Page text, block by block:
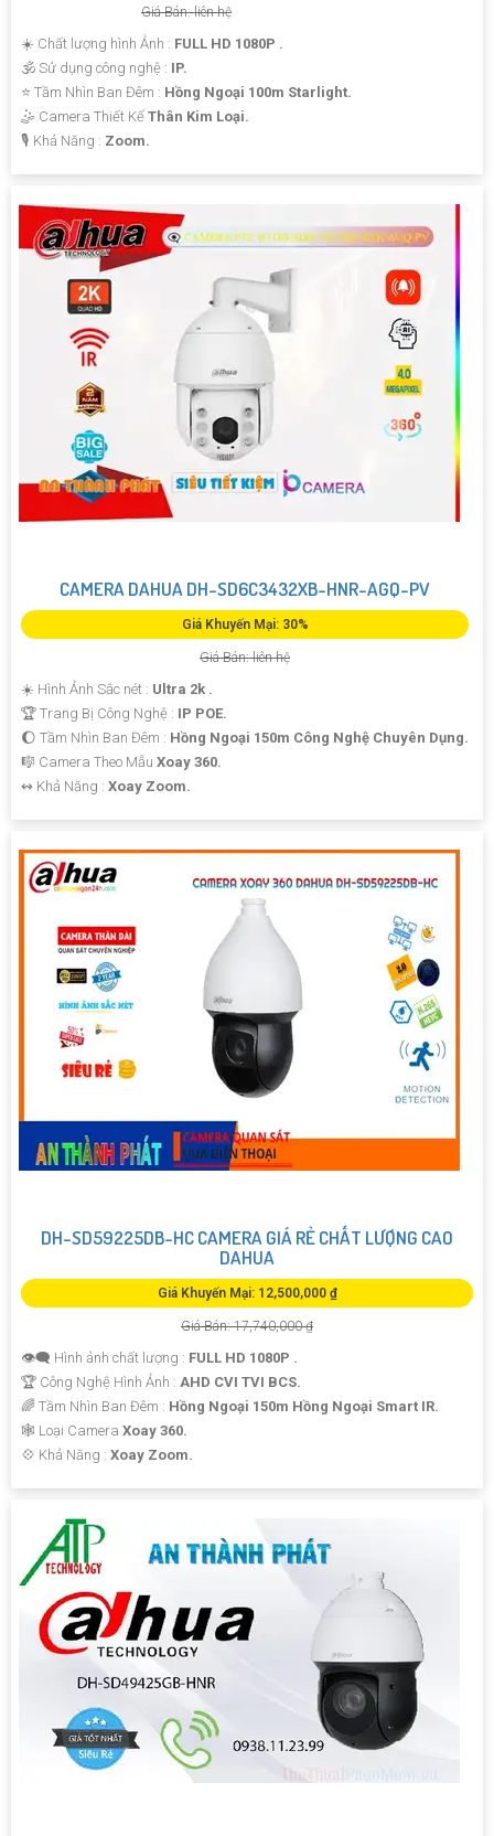
Giá Bán: liên hệ
☀️ Chất lượng hình Ảnh : FULL HD 1080P .
🕉️ Sử dụng công nghệ : IP.
⭐ Tầm Nhìn Ban Đêm : Hồng Ngoại 100m Starlight.
🤹 Camera Thiết Kế Thân Kim Loại.
️🎙 Khả Năng : Zoom.
CAMERA DAHUA DH-SD6C3432XB-HNR-AGQ-PV
Giá Khuyến Mại: 30%
Giá Bán: liên hệ
☀️ Hình Ảnh Sắc nét : Ultra 2k .
🏆 Trang Bị Công Nghệ : IP POE.
🌔 Tầm Nhìn Ban Đêm : Hồng Ngoại 150m Công Nghệ Chuyên Dụng.
🎼️ Camera Theo Mẫu Xoay 360.
️↭ Khả Năng : Xoay Zoom.
DH-SD59225DB-HC CAMERA GIÁ RẺ CHẤT LƯỢNG CAO
DAHUA
Giá Khuyến Mại: 12,500,000 ₫
Giá Bán: 17,740,000 ₫
👁️‍🗨 Hình ảnh chất lượng : FULL HD 1080P .
🏆 Công Nghệ Hình Ảnh : AHD CVI TVI BCS.
🌈 Tầm Nhìn Ban Đêm : Hồng Ngoại 150m Hồng Ngoại Smart IR.
🕸️ Loại Camera Xoay 360.
️💠 Khả Năng : Xoay Zoom.